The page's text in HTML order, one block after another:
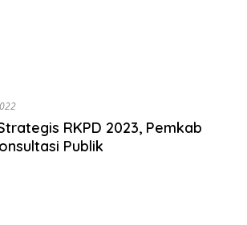
RKPD 2023, Pemkab
Publik